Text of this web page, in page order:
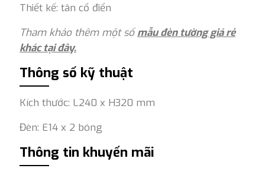
Thiết kế: tân cổ điển
Tham khảo thêm một sốmẫu đèn tường giá rẻ
khác tại đây.
Thông số kỹ thuật
Kích thước: L240 x H320 mm
Đèn: E14 x 2 bóng
Thông tin khuyến mãi